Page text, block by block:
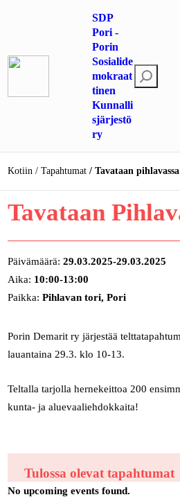
SDP
Pori -
Porin
Sosialide
mokraat
tinen
Kunnalli
sjärjestö
ry
Etsi
Kotiin Tapahtumat Tavataan pihlavassa
Tavataan
Päivämäärä: 29.03.2025-29.03.2025
Aika: 10:00-13:00
Paikka: Pihlavan tori, Pori
Porin Demarit ry järjestää
lauantaina 29.3. klo 10-13.
Teltalla tarjolla hernekeittoa 200
kunta- ja aluevaaliehdokkaita!
Tulossa olevat tapahtumat
No upcoming events found.